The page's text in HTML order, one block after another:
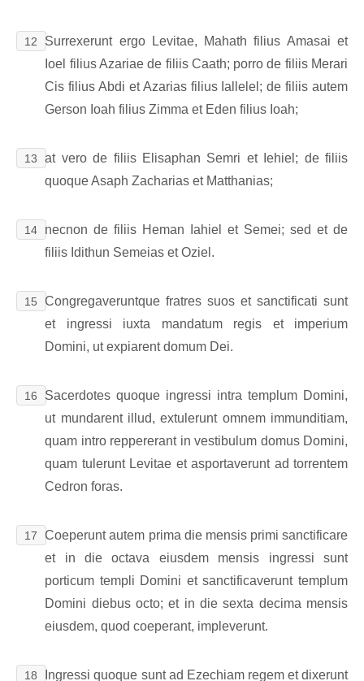
12
Surrexerunt ergo Levitae, Mahath filius Amasai et
Ioel filius Azariae de filiis Caath; porro de filiis Merari
Cis filius Abdi et Azarias filius Iallelel; de filiis autem
Gerson Ioah filius Zimma et Eden filius Ioah;
13
at vero de filiis Elisaphan Semri et Iehiel; de filiis
quoque Asaph Zacharias et Matthanias;
14
necnon de filiis Heman Iahiel et Semei; sed et de
filiis Idithun Semeias et Oziel.
15
Congregaveruntque fratres suos et sanctificati sunt
et ingressi iuxta mandatum regis et imperium
Domini, ut expiarent domum Dei.
16
Sacerdotes quoque ingressi intra templum Domini,
ut mundarent illud, extulerunt omnem immunditiam,
quam intro reppererant in vestibulum domus Domini,
quam tulerunt Levitae et asportaverunt ad torrentem
Cedron foras.
17
Coeperunt autem prima die mensis primi sanctificare
et in die octava eiusdem mensis ingressi sunt
porticum templi Domini et sanctificaverunt templum
Domini diebus octo; et in die sexta decima mensis
eiusdem, quod coeperant, impleverunt.
18 Ingressi quoque sunt ad Ezechiam regem et dixerunt